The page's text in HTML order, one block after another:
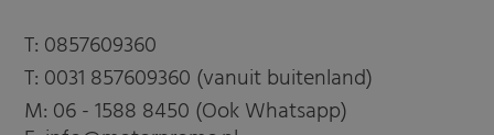
T: 0857609360
T: 0031 857609360 (vanuit buitenland)
M: 06 - 1588 8450 (Ook Whatsapp)